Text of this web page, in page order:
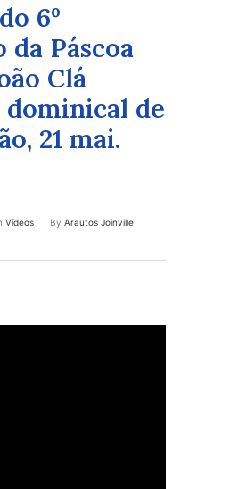
6º
da Páscoa
Clá
de
21 mai.
Vídeos By Arautos Joinville